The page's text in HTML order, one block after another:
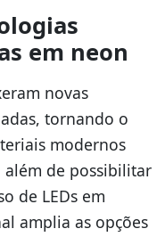
em neon
novas
tornando o
modernos
além de possibilitar
de LEDs em
amplia as opções